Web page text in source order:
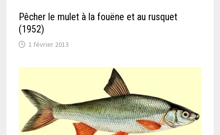
Pêcher le mulet à la fouëne et au rusquet
(1952)
1 février 2013